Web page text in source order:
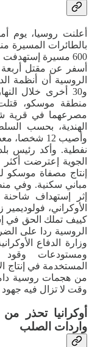
أعلنت روسيا، يوم
بالطائرات المسيرة
600 مسيرة
أسفر عن مقتل
منطقة موسكو،
مصرعهما في قرية
الهندية، بحسب
وأصيب 12
نفطية. وأكد رئيس
إنتاج مصفاة موسكو
مباني سكنية. وفي
إثر إستهداف
الأوكراني،
كييف تملك الحق في
الروسية ردا على
وزارة الدفاع
ومستودعات وقود
المستخدمة في إنتاج
وقت لا تزال فيه
أوكرانيا تحذر
واردات الصلب